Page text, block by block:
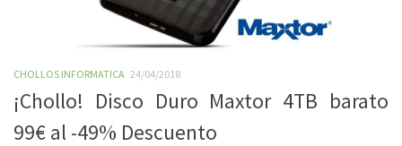
CHOLLOS INFORMATICA 24/04/2018
¡Chollo! Disco Duro Maxtor 4TB barato
99€ al -49% Descuento